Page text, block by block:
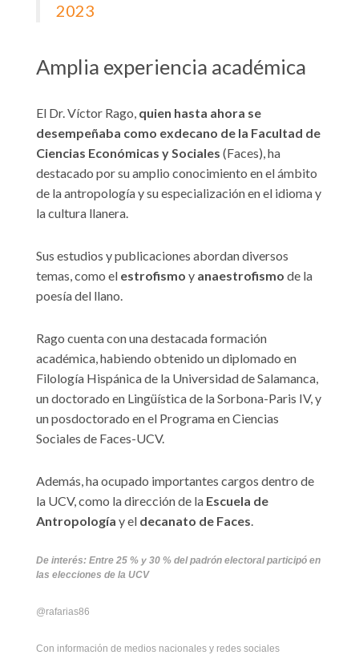
2023
Amplia experiencia académica
El Dr. Víctor Rago, quien hasta ahora se
desempeñaba como exdecano de la Facultad de
Ciencias Económicas y Sociales (Faces), ha
destacado por su amplio conocimiento en el ámbito
de la antropología y su especialización en el idioma y
la cultura llanera.
Sus estudios y publicaciones abordan diversos
temas, como el estrofismo y anaestrofismo de la
poesía del llano.
Rago cuenta con una destacada formación
académica, habiendo obtenido un diplomado en
Filología Hispánica de la Universidad de Salamanca,
un doctorado en Lingüística de la Sorbona-Paris IV, y
un posdoctorado en el Programa en Ciencias
Sociales de Faces-UCV.
Además, ha ocupado importantes cargos dentro de
la UCV, como la dirección de la Escuela de
Antropología y el decanato de Faces.
De interés: Entre 25 % y 30 % del padrón electoral participó en
las elecciones de la UCV
@rafarias86
Con información de medios nacionales y redes sociales